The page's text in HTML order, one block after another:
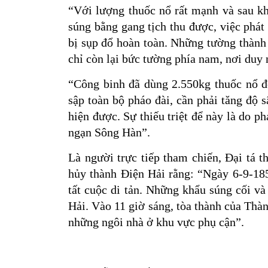
“Với lượng thuốc nổ rất mạnh và sau
súng bằng gang tịch thu được, việc
bị sụp đổ hoàn toàn. Những tường
chỉ còn lại bức tường phía nam, nơi duy
“Công binh đã dùng 2.550kg thuốc nổ
sập toàn bộ pháo đài, cần phải tăng độ
hiện được. Sự thiếu triệt để này là do
ngạn Sông Hàn”.
Là người trực tiếp tham chiến, Đại tá
hủy thành Điện Hải rằng: “Ngày 6-9-
tất cuộc di tản. Những khẩu súng cối
Hải. Vào 11 giờ sáng, tòa thành của
những ngôi nhà ở khu vực phụ cận”.